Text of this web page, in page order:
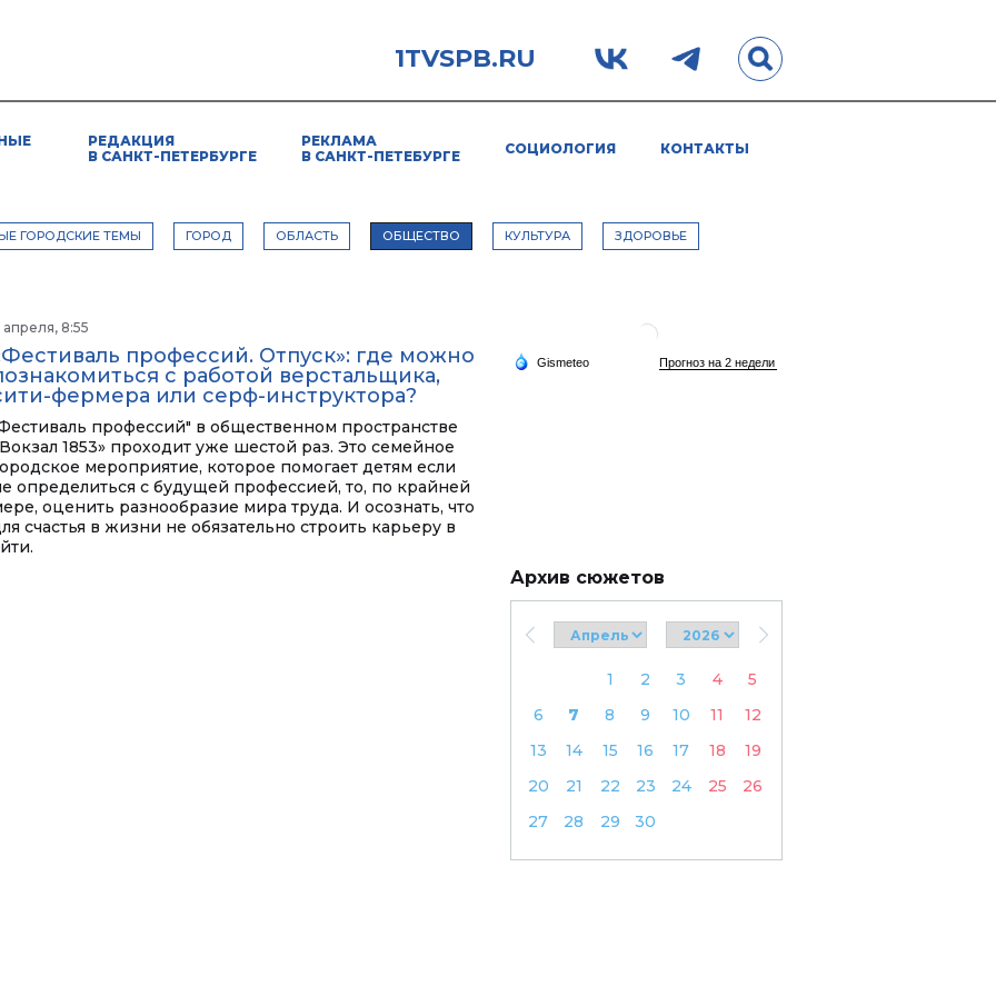
1TVSPB.RU
РЕДАКЦИЯ
В САНКТ-ПЕТЕРБУРГЕ
РЕКЛАМА
В САНКТ-ПЕТЕБУРГЕ
СОЦИОЛОГИЯ КОНТАКТЫ
ГОРОДСКИЕ ТЕМЫ ГОРОД ОБЛАСТЬ ОБЩЕСТВО КУЛЬТУРА ЗДОРОВЬЕ
апреля, 8:55
профессий. Отпуск»: где можно
с работой верстальщика,
фермера или серф-инструктора?
профессий" в общественном пространстве
1853» проходит уже шестой раз. Это семейное
мероприятие, которое помогает детям если
определиться с будущей профессией, то, по крайней
оценить разнообразие мира труда. И осознать, что
счастья в жизни не обязательно строить карьеру в
Архив сюжетов
1 2 3 4
5
6
7 8 9 10 11
12
13
14 15 16 17 18
19
20
21 22 23 24 25
26
27
28 29 30